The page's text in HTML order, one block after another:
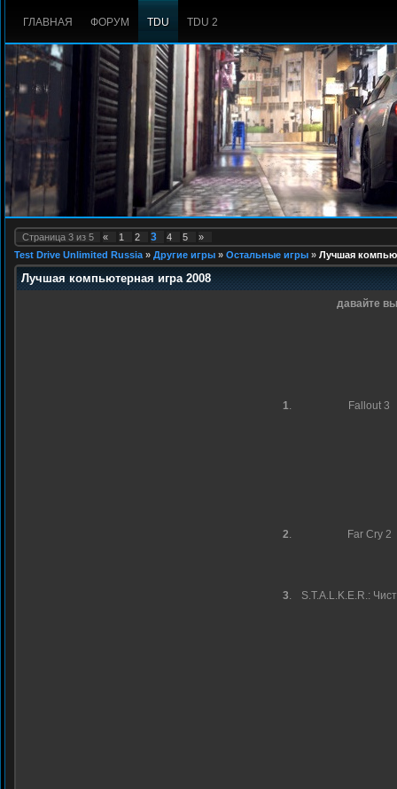
ГЛАВНАЯ ФОРУМ TDU TDU 2
Страница 3 из 5 « 1 2 3 4 5
»
Test Drive Unlimited Russia » Другие игры » Остальные игры » Лучшая
Лучшая компьютерная игра 2008
давайте
1. Fallout 3
2. Far Cry 2
3. S.T.A.L.K.E.R.: